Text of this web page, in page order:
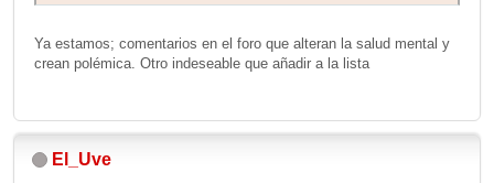
Ya estamos; comentarios en el foro que alteran la salud mental y
crean polémica. Otro indeseable que añadir a la lista
El_Uve